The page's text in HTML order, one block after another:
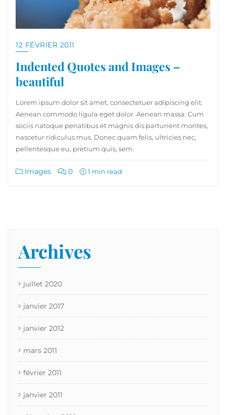
12 FÉVRIER 2011
Indented Quotes and Images –
beautiful
Lorem ipsum dolor sit amet, consectetuer adipiscing elit.
Aenean commodo ligula eget dolor. Aenean massa. Cum
sociis natoque penatibus et magnis dis parturient montes,
nascetur ridiculus mus. Donec quam felis, ultricies nec,
pellentesque eu, pretium quis, sem.
Images 0 1 min read
Archives
juillet 2020
janvier 2017
janvier 2012
mars 2011
février 2011
janvier 2011